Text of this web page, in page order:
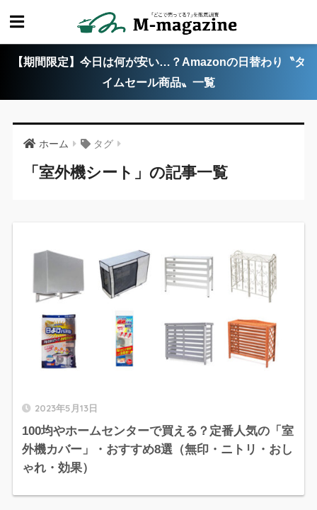
【期間限定】今日は何が安い…？Amazonの日替わり〝タ
イムセール商品〟一覧
ホーム タグ
「室外機シート」の記事一覧
2023年5月13日
100均やホームセンターで買える？定番人気の「室
外機カバー」・おすすめ8選（無印・ニトリ・おし
ゃれ・効果）